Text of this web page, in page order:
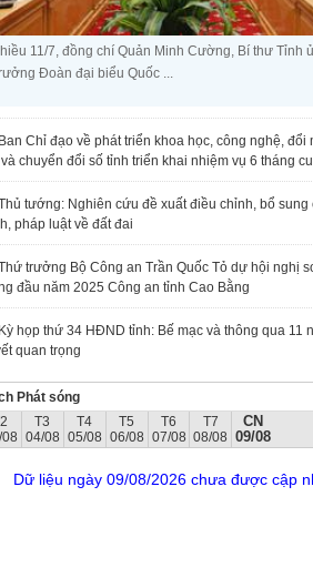
11/7, đồng chí Quản Minh Cường, Bí thư Tỉnh
Đoàn đại biểu Quốc ...
Chỉ đạo về phát triển khoa học, công nghệ, đổi
chuyển đổi số tỉnh triển khai nhiệm vụ 6 tháng
tướng: Nghiên cứu đề xuất điều chỉnh, bổ sung
pháp luật về đất đai
trưởng Bộ Công an Trần Quốc Tỏ dự hội nghị
đầu năm 2025 Công an tỉnh Cao Bằng
họp thứ 34 HĐND tỉnh: Bế mạc và thông qua 11
quan trọng
Phát sóng
T3
04/08
T4
05/08
T5
06/08
T6
07/08
T7
08/08
CN
09/08
Dữ liệu ngày 09/08/2026 chưa được cập